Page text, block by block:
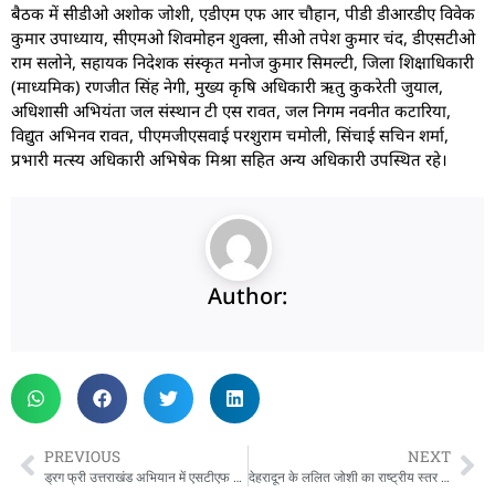
बैठक में सीडीओ अशोक जोशी, एडीएम एफ आर चौहान, पीडी डीआरडीए विवेक
कुमार उपाध्याय, सीएमओ शिवमोहन शुक्ला, सीओ तपेश कुमार चंद, डीएसटीओ
राम सलोने, सहायक निदेशक संस्कृत मनोज कुमार सिमल्टी, जिला शिक्षाधिकारी
(माध्यमिक) रणजीत सिंह नेगी, मुख्य कृषि अधिकारी ऋतु कुकरेती जुयाल,
अधिशासी अभियंता जल संस्थान टी एस रावत, जल निगम नवनीत कटारिया,
विद्युत अभिनव रावत, पीएमजीएसवाई परशुराम चमोली, सिंचाई सचिन शर्मा,
प्रभारी मत्स्य अधिकारी अभिषेक मिश्रा सहित अन्य अधिकारी उपस्थित रहे।
Author:
PREVIOUS
ड्रग फ्री उत्तराखंड अभियान में एसटीएफ की बड़ी कार्यवाही: प्रतिबंधित ट्रामाडोल तस्करी गिरोह का खुलासा
NEXT
देहरादून के ललित जोशी का राष्ट्रीय स्तर पर सम्मान, मिला प्रतिष्ठित ‘नशा मुक्त मित्र अवार्ड 2026’